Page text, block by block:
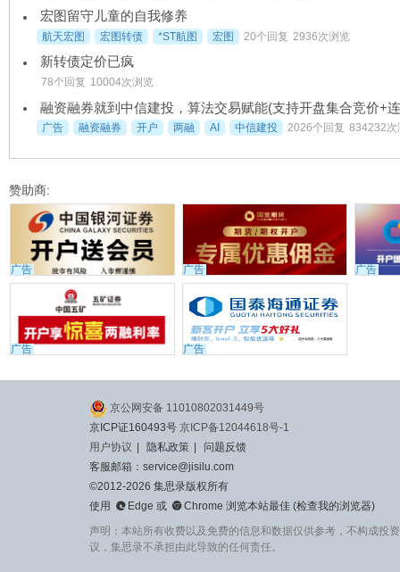
宏图留守儿童的自我修养
航天宏图 宏图转债 *ST航图 宏图 20个回复 2936次浏览
新转债定价已疯
78个回复 10004次浏览
广告 融资融券 开户 两融 AI 中信建投 2026个回复 834232次
赞助商:
广告 广告 广告
广告 广告
京公网安备 11010802031449号
京ICP证160493号 京ICP备12044618号-1
用户协议
隐私政策
问题反馈
客服邮箱：service@jisilu.com
©2012-2026 集思录版权所有
使用
 Edge 或 Chrome 浏览本站最佳 (检查我的浏览器)
声明：本站所有收费以及免费的信息和数据仅供参考，不构成投
议，集思录不承担由此导致的任何责任。